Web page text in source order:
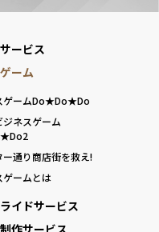
ービス
ーム
ゲームDo★Do★Do
ジネスゲーム
ー通り商店街を救え!
ゲームとは
イドサービス
作サービス